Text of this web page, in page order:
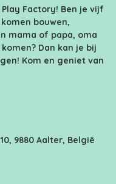
Factory! Ben je vijf
bouwen,
mama of papa, oma
Dan kan je bij
Kom en geniet van
9880 Aalter, België